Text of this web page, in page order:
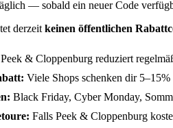
— sobald ein neuer Code
derzeit keinen öffentlichen
Peek & Cloppenburg reduziert
Viele Shops schenken dir
Black Friday, Cyber Monday,
Falls Peek & Cloppenburg